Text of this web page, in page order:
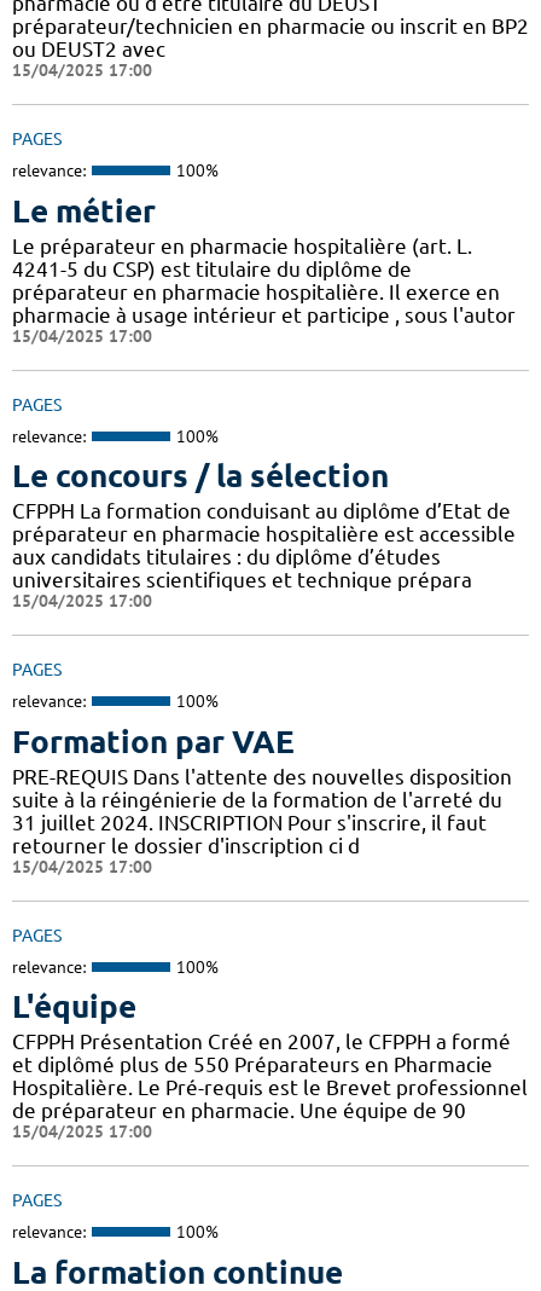
préparateur/technicien en pharmacie ou inscrit en BP2
ou DEUST2 avec
15/04/2025 17:00
PAGES
relevance: 100%
Le métier
Le préparateur en pharmacie hospitalière (art. L.
4241-5 du CSP) est titulaire du diplôme de
préparateur en pharmacie hospitalière. Il exerce en
pharmacie à usage intérieur et participe , sous l'autor
15/04/2025 17:00
PAGES
relevance: 100%
Le concours / la sélection
CFPPH La formation conduisant au diplôme d’Etat de
préparateur en pharmacie hospitalière est accessible
aux candidats titulaires : du diplôme d’études
universitaires scientifiques et technique prépara
15/04/2025 17:00
PAGES
relevance: 100%
Formation par VAE
PRE-REQUIS Dans l'attente des nouvelles disposition
suite à la réingénierie de la formation de l'arreté du
31 juillet 2024. INSCRIPTION Pour s'inscrire, il faut
retourner le dossier d'inscription ci d
15/04/2025 17:00
PAGES
relevance: 100%
L'équipe
CFPPH Présentation Créé en 2007, le CFPPH a formé
et diplômé plus de 550 Préparateurs en Pharmacie
Hospitalière. Le Pré-requis est le Brevet professionnel
de préparateur en pharmacie. Une équipe de 90
15/04/2025 17:00
PAGES
relevance: 100%
La formation continue